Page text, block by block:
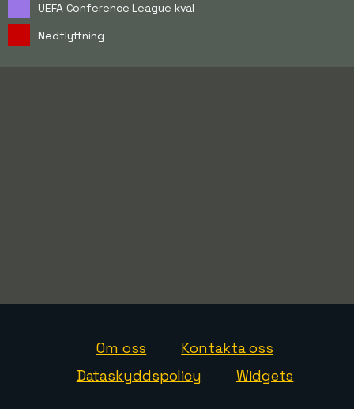
UEFA Conference League kval
Nedflyttning
Om oss
Kontakta oss
Dataskyddspolicy
Widgets